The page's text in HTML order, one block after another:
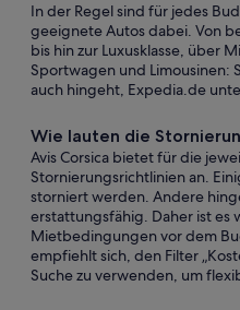
In der Regel sind für jedes
geeignete Autos dabei. Von
bis hin zur Luxusklasse, über
Sportwagen und Limousinen:
auch hingeht, Expedia.de
Wie lauten die
Avis Corsica bietet für die
Stornierungsrichtlinien an.
storniert werden. Andere
erstattungsfähig. Daher ist es
Mietbedingungen vor dem
empfiehlt sich, den Filter
Suche zu verwenden, um